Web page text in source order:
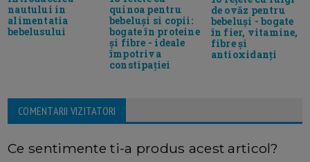
nautului in
alimentatia
bebelusului
quinoa pentru
bebeluși si copii:
bogate în proteine
și fibre - ideale
împotriva
constipației
de ovăz pentru
bebeluși - bogate
în fier, vitamine,
fibre și
antioxidanți
COMENTARII VIZITATORI
Ce sentimente ti-a produs acest articol?